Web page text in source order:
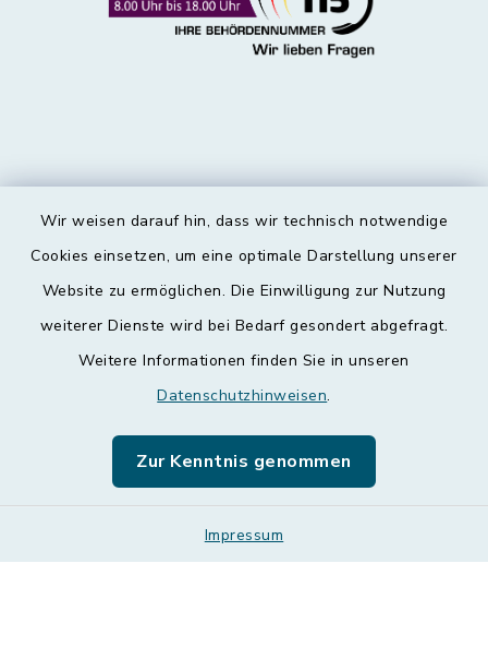
Wir weisen darauf hin, dass wir technisch notwendige
Cookies einsetzen, um eine optimale Darstellung unserer
Website zu ermöglichen. Die Einwilligung zur Nutzung
weiterer Dienste wird bei Bedarf gesondert abgefragt.
Weitere Informationen finden Sie in unseren
Datenschutzhinweisen.
Zur Kenntnis genommen
Impressum
Kontakt
Datenschutz
Leichte Sprache
Sitemap